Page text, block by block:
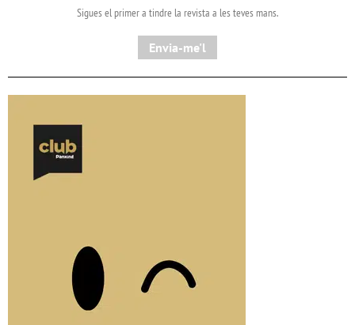
Sigues el primer a tindre la revista a les teves mans.
Envia-me'l